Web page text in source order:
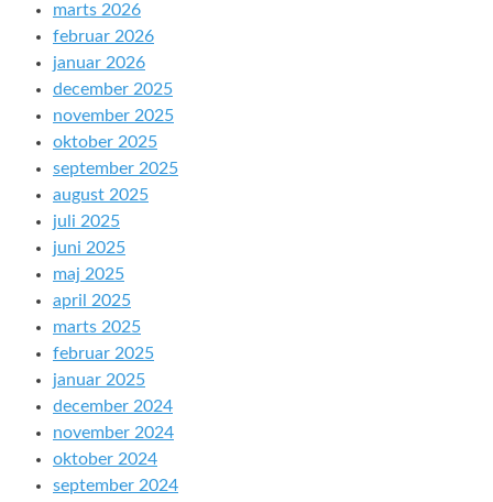
marts 2026
februar 2026
januar 2026
december 2025
november 2025
oktober 2025
september 2025
august 2025
juli 2025
juni 2025
maj 2025
april 2025
marts 2025
februar 2025
januar 2025
december 2024
november 2024
oktober 2024
september 2024